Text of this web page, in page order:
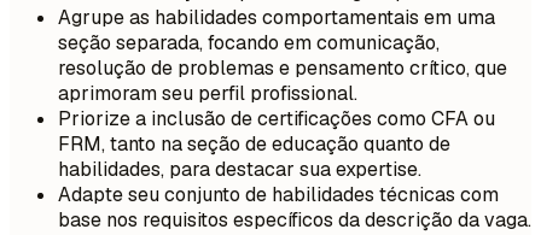
Agrupe as habilidades comportamentais em uma
seção separada, focando em comunicação,
resolução de problemas e pensamento crítico, que
aprimoram seu perfil profissional.
Priorize a inclusão de certificações como CFA ou
FRM, tanto na seção de educação quanto de
habilidades, para destacar sua expertise.
Adapte seu conjunto de habilidades técnicas com
base nos requisitos específicos da descrição da vaga.